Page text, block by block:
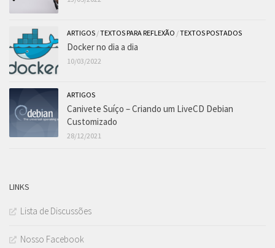
ARTIGOS /TEXTOS PARA REFLEXÃO /TEXTOS POSTADOS
Docker no dia a dia
10/03/2022
ARTIGOS
Canivete Suíço – Criando um LiveCD Debian
Customizado
28/12/2021
LINKS
Lista de Discussões
Nosso Facebook